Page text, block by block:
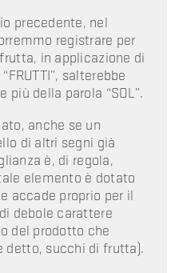
precedente, nel
registrare per
in applicazione di
salterebbe
della parola “SOL”.
anche se un
di altri segni già
è, di regola,
elemento è dotato
accade proprio per il
debole carattere
del prodotto che
detto, succhi di frutta).